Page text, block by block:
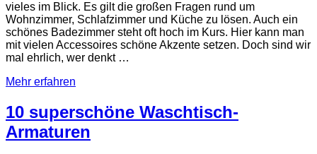
vieles im Blick. Es gilt die großen Fragen rund um
Wohnzimmer, Schlafzimmer und Küche zu lösen. Auch ein
schönes Badezimmer steht oft hoch im Kurs. Hier kann man
mit vielen Accessoires schöne Akzente setzen. Doch sind wir
mal ehrlich, wer denkt …
Mehr erfahren
10 superschöne Waschtisch-
Armaturen